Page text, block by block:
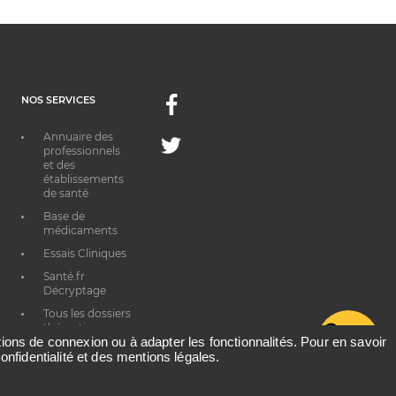
NOS SERVICES
Annuaire des
professionnels
et des
établissements
de santé
Base de
médicaments
Essais Cliniques
Santé.fr
Décryptage
Tous les dossiers
thématiques
Facebook
Twitter
de connexion ou à adapter les fonctionnalités. Pour en savoir
et des mentions légales.